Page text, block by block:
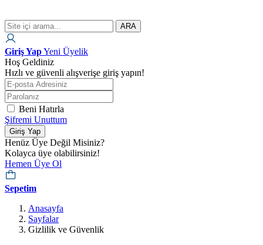
ARA
Giriş YapYeni Üyelik
Hoş Geldiniz
Hızlı ve güvenli alışverişe giriş yapın!
Beni Hatırla
Şifremi Unuttum
Giriş Yap
Henüz Üye Değil Misiniz?
Kolayca üye olabilirsiniz!
Hemen Üye Ol
Sepetim
Anasayfa
Sayfalar
Gizlilik ve Güvenlik